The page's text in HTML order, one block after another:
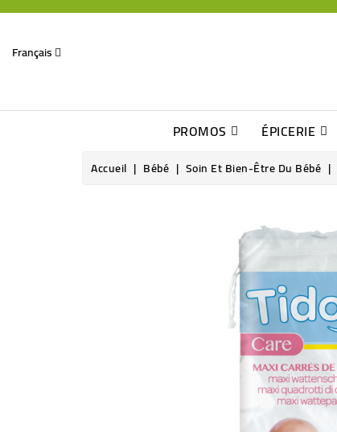
Français
PROMOS ÉPICERIE
Accueil Bébé Soin Et Bien-Être Du Bébé